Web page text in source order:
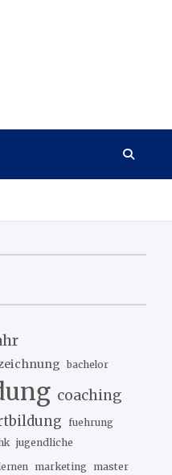
bachelor
coaching
fuehrung
jugendliche
marketing master